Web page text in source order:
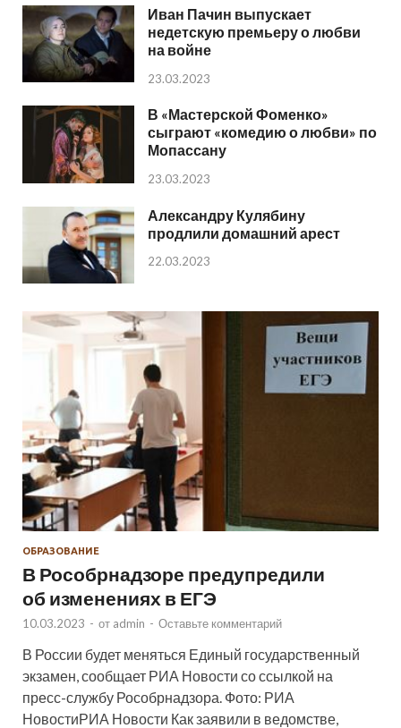
Иван Пачин выпускает
недетскую премьеру о любви
на войне
23.03.2023
В «Мастерской Фоменко»
сыграют «комедию о любви» по
Мопассану
23.03.2023
Александру Кулябину
продлили домашний арест
22.03.2023
ОБРАЗОВАНИЕ
В Рособрнадзоре предупредили
об изменениях в ЕГЭ
10.03.2023 - от admin - Оставьте комментарий
В России будет меняться Единый государственный
экзамен, сообщает РИА Новости со ссылкой на
пресс-службу Рособрнадзора. Фото: РИА
НовостиРИА Новости Как заявили в ведомстве,